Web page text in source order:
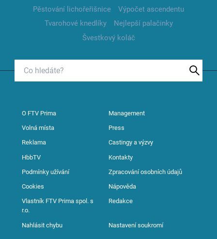
Pěstování lichořeřišnice
Výpočet ascendentu
Tvarohové knedlíky
Nejlepší palačinky
Švestkový koláč
O FTV Prima Management
Volná místa Press
Reklama Castingy a výzvy
HbbTV Kontakty
Podmínky užívání Zpracování osobních údajů
Cookies Nápověda
Vlastník FTV Prima spol. s
r.o.
Redakce
Nahlásit chybu Nastavení soukromí